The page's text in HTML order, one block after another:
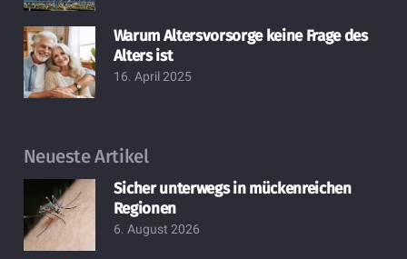
Warum Altersvorsorge keine Frage des
Alters ist
16. April 2025
Neueste Artikel
Sicher unterwegs in mückenreichen
Regionen
6. August 2026